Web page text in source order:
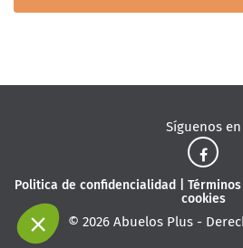
Síguenos en
Politica de confidencialidad
cookies
© 2026 Abuelos Plus -